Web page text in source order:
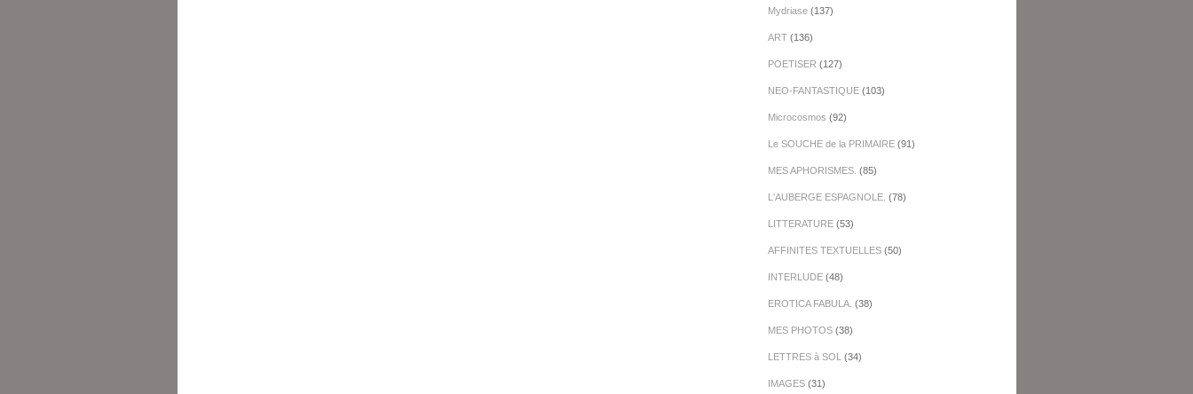
Mydriase(137)
ART(136)
POETISER (127)
NEO-FANTASTIQUE(103)
Microcosmos (92)
Le SOUCHE de la PRIMAIRE(91)
MES APHORISMES. (85)
L'AUBERGE ESPAGNOLE. (78)
LITTERATURE(53)
AFFINITES TEXTUELLES(50)
INTERLUDE(48)
EROTICA FABULA. (38)
MES PHOTOS(38)
LETTRES à SOL (34)
IMAGES(31)